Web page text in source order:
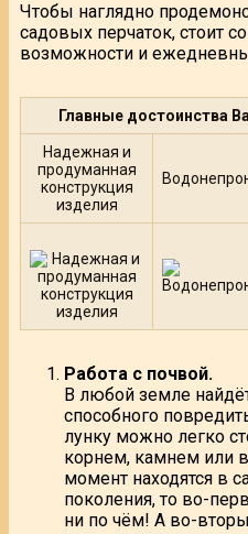
Чтобы наглядно
садовых перчаток, стоит
возможности и
Главные достоинства
Надежная и
продуманная
конструкция
изделия
Работа с почвой.
В любой земле
способного
лунку можно легко
корнем, камнем или
момент находятся в
поколения, то во-
ни по чём! А во-